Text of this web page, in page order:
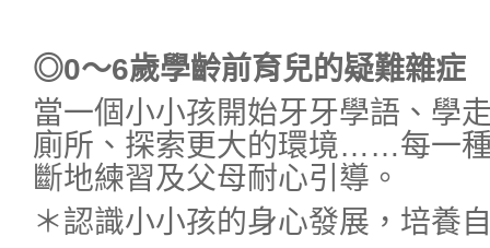
◎0～6歲學齡前育兒的疑難雜症
當一個小小孩開始牙牙學語、學
廁所、探索更大的環境……每一
斷地練習及父母耐心引導。
＊認識小小孩的身心發展，培養